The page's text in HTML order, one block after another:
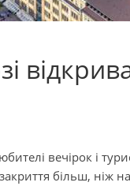
вечірок і
більш, ніж